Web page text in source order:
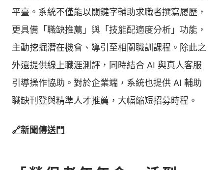
平臺。系統不僅能以關鍵字輔助求職者撰寫履歷，
更具備「職缺推薦」與「技能配適度分析」功能，
主動挖掘潛在機會、導引至相關職訓課程。除此之
外還提供線上職涯測評，同時結合 AI 與真人客服
引導操作協助。對於企業端，系統也提供 AI 輔助
職缺刊登與精準人才推薦，大幅縮短招募時程。
🔗新聞傳送門